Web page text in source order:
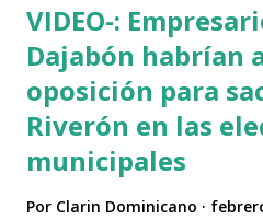
VIDEO-:
Dajabón habrían
oposición para
Riverón en las
municipales
Por Clarin Dominicano